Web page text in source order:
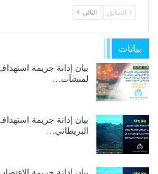
السابق التالي
بيانات
بيان إدانة جريمة
لمنشآت…
بيان إدانة جريمة
البريطاني…